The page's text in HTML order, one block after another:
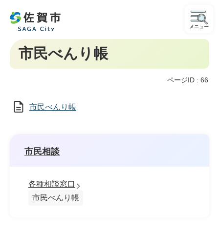
メニュー
市民べんり帳
ページID : 66
市民べんり帳
市民相談
各種相談窓口
市民べんり帳